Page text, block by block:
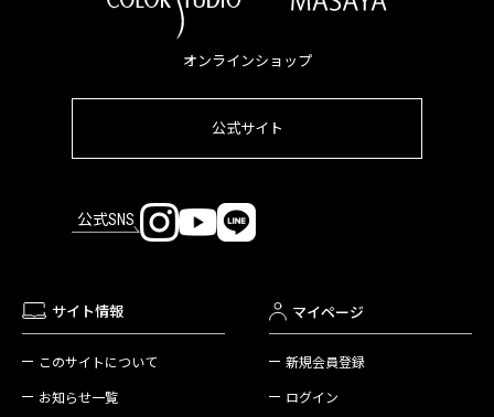
オンラインショップ
公式サイト
公式SNS
サイト情報
このサイトについて
お知らせ一覧
マイページ
新規会員登録
ログイン